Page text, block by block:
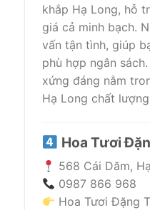
khắp Hạ Long, hỗ
giá cả minh bạch.
vấn tận tình, giúp
phù hợp ngân
xứng đáng nằm
Hạ Long chất
Hoa Tươi
568 Cái Dăm,
0987 866 968
Hoa Tươi Đặng